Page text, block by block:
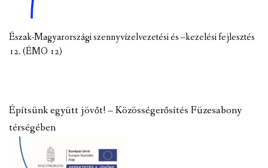
Észak-Magyarországi szennyvízelvezetési és –kezelési fejlesztés
12. (ÉMO 12)
Építsünk együtt jövőt! – Közösségerősítés Füzesabony
térségében